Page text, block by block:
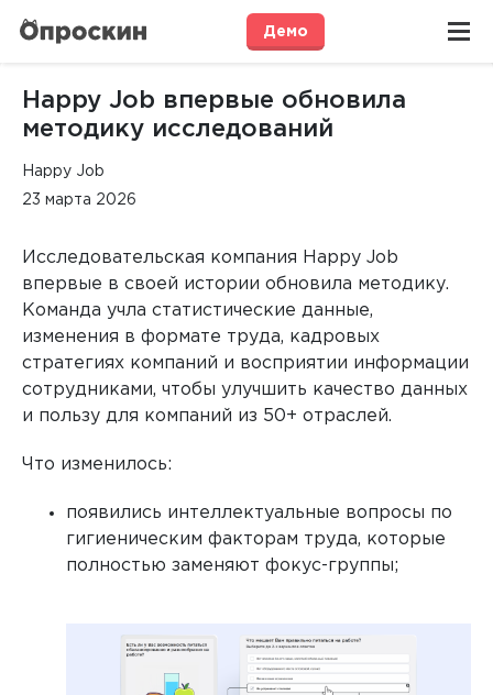
Демо
Happy Job впервые обновила
методику исследований
Happy Job
23 марта 2026
Исследовательская компания Happy Job
впервые в своей истории обновила методику.
Команда учла статистические данные,
изменения в формате труда, кадровых
стратегиях компаний и восприятии информации
сотрудниками, чтобы улучшить качество данных
и пользу для компаний из 50+ отраслей.
Что изменилось:
появились интеллектуальные вопросы по
гигиеническим факторам труда, которые
полностью заменяют фокус-группы;